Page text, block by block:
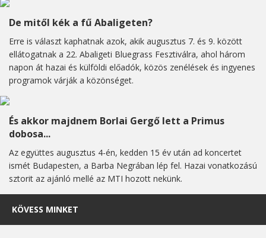
De mitől kék a fű Abaligeten?
Erre is választ kaphatnak azok, akik augusztus 7. és 9. között
ellátogatnak a 22. Abaligeti Bluegrass Fesztiválra, ahol három
napon át hazai és külföldi előadók, közös zenélések és ingyenes
programok várják a közönséget.
És akkor majdnem Borlai Gergő lett a Primus
dobosa...
Az együttes augusztus 4-én, kedden 15 év után ad koncertet
ismét Budapesten, a Barba Negrában lép fel. Hazai vonatkozású
sztorit az ajánló mellé az MTI hozott nekünk.
KÖVESS MINKET